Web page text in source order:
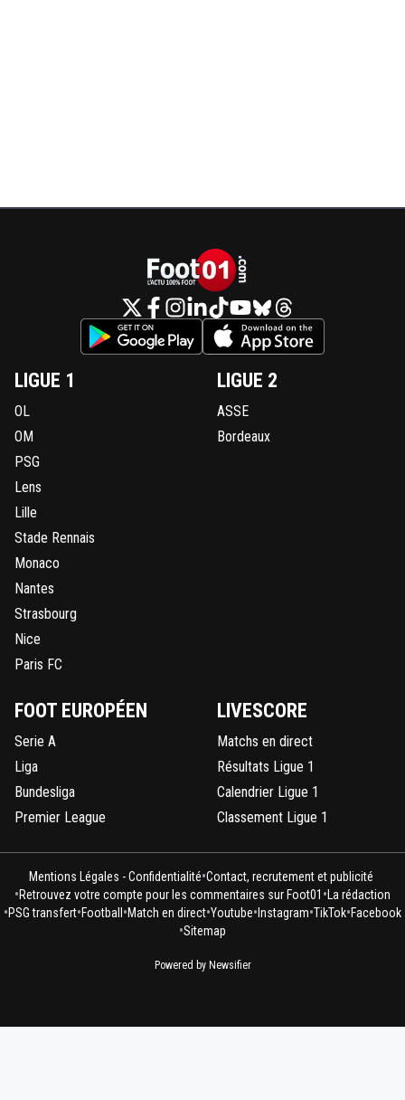
LIGUE 1
OL
OM
PSG
Lens
Lille
Stade Rennais
Monaco
Nantes
Strasbourg
Nice
Paris FC
LIGUE 2
ASSE
Bordeaux
FOOT EUROPÉEN
Serie A
Liga
Bundesliga
Premier League
LIVESCORE
Matchs en direct
Résultats Ligue 1
Calendrier Ligue 1
Classement Ligue 1
Mentions Légales - Confidentialité•Contact, recrutement et publicité
•Retrouvez votre compte pour les commentaires sur Foot01 • La rédaction
•PSG transfert•Football •Match en direct•Youtube• Instagram•TikTok•Facebook
•Sitemap
Powered by Newsifier